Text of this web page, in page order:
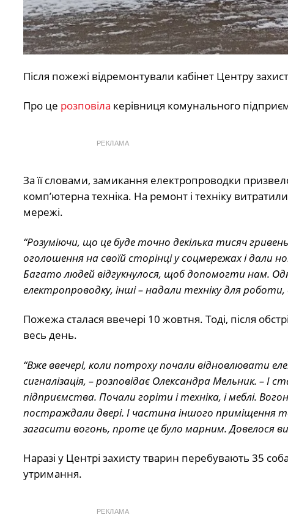
Після пожежі відремонтували кабінет Центру
Про це розповіла керівниця комунального
РЕКЛАМА
За її словами, замикання електропроводки
комп’ютерна техніка. На ремонт і техніку
мережі.
“Розуміючи, що це буде точно декілька тисяч
оголошення на своїй сторінці у соцмережах і дали
Багато людей відгукнулося, щоб допомогти нам.
електропроводку, інші – надали техніку для
Пожежа сталася ввечері 10 жовтня. Тоді, після
весь день.
“Вже ввечері, коли потроху почали відновлювати
сигналізація, – розповідає Олександра Мельник. –
підприємства. Почали горіти і техніка, і меблі.
постраждали двері. І частина іншого приміщення
загасити вогонь, проте це було марним. Довелося
Наразі у Центрі захисту тварин перебувають 35
утримання.
РЕКЛАМА